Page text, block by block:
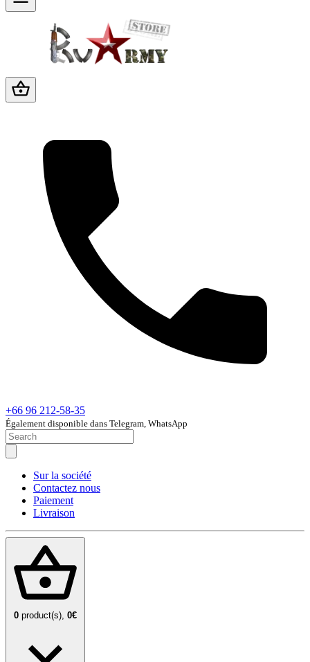
+66 96 212-58-35
Également disponible dans Telegram, WhatsApp
Sur la société
Contactez nous
Paiement
Livraison
0 product(s), 0€